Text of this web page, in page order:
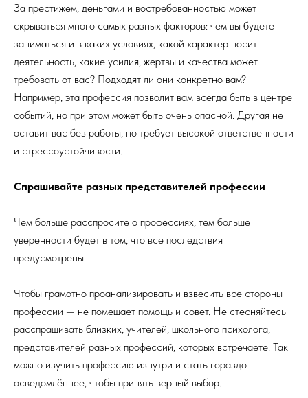
За престижем, деньгами и востребованностью может
скрываться много самых разных факторов: чем вы будете
заниматься и в каких условиях, какой характер носит
деятельность, какие усилия, жертвы и качества может
требовать от вас? Подходят ли они конкретно вам?
Например, эта профессия позволит вам всегда быть в центре
событий, но при этом может быть очень опасной. Другая не
оставит вас без работы, но требует высокой ответственности
и стрессоустойчивости.
Спрашивайте разных представителей профессии
Чем больше расспросите о профессиях, тем больше
уверенности будет в том, что все последствия
предусмотрены.
Чтобы грамотно проанализировать и взвесить все стороны
профессии — не помешает помощь и совет. Не стесняйтесь
расспрашивать близких, учителей, школьного психолога,
представителей разных профессий, которых встречаете. Так
можно изучить профессию изнутри и стать гораздо
осведомлённее, чтобы принять верный выбор.